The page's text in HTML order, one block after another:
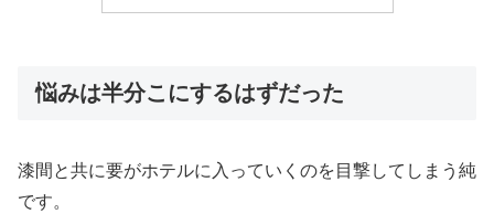
悩みは半分こにするはずだった
漆間と共に要がホテルに入っていくのを目撃してしまう純
です。